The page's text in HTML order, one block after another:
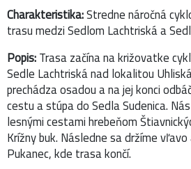
Charakteristika:Stredne náročná
trasu medzi Sedlom Lachtriská a
Popis:Trasa začína na križovatke
Sedle Lachtriská nad lokalitou
prechádza osadou a na jej konci
cestu a stúpa do Sedla Sudenica.
lesnými cestami hrebeňom
Krížny buk. Následne sa držíme
Pukanec, kde trasa končí.